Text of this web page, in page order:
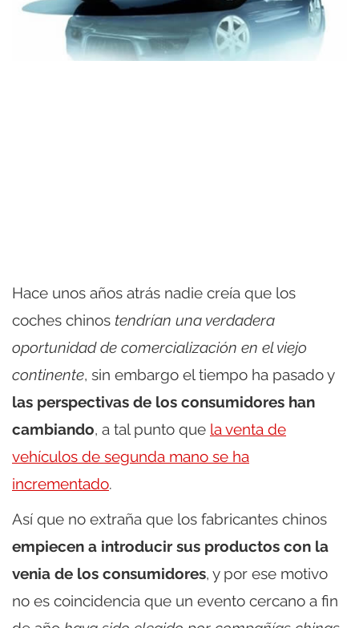
Hace unos años atrás nadie creía que los
coches chinos tendrían una verdadera
oportunidad de comercialización en el viejo
continente, sin embargo el tiempo ha pasado y
las perspectivas de los consumidores han
cambiando, a tal punto que la venta de
vehículos de segunda mano se ha
incrementado.
Así que no extraña que los fabricantes chinos
empiecen a introducir sus productos con la
venia de los consumidores, y por ese motivo
no es coincidencia que un evento cercano a fin